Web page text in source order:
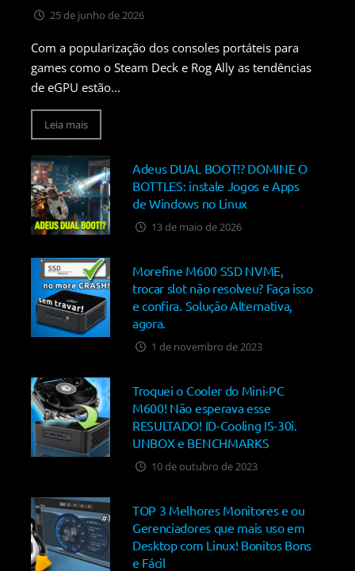
25 de junho de 2026
Com a popularização dos consoles portáteis para
games como o Steam Deck e Rog Ally as tendências
de eGPU estão...
Leia mais
Adeus DUAL BOOT!? DOMINE O
BOTTLES: instale Jogos e Apps
de Windows no Linux
13 de maio de 2026
Morefine M600 SSD NVME,
trocar slot não resolveu? Faça isso
e confira. Solução Alternativa,
agora.
1 de novembro de 2023
Troquei o Cooler do Mini-PC
M600! Não esperava esse
RESULTADO! ID-Cooling IS-30i.
UNBOX e BENCHMARKS
10 de outubro de 2023
TOP 3 Melhores Monitores e ou
Gerenciadores que mais uso em
Desktop com Linux! Bonitos Bons
e Fácil